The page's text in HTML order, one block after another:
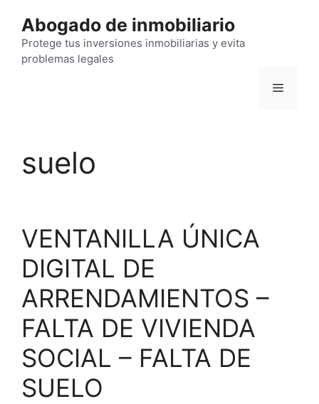
contenido
Abogado de inmobiliario
Protege tus inversiones inmobiliarias y evita
problemas legales
Menú
suelo
VENTANILLA ÚNICA
DIGITAL DE
ARRENDAMIENTOS –
FALTA DE VIVIENDA
SOCIAL – FALTA DE
SUELO